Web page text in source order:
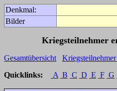
Denkmal:
Bilder
Kriegsteilnehmer
Gesamtübersicht
Quicklinks:
A B C D E F G